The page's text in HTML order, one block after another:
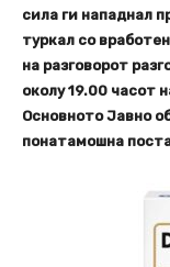
сила ги нападнал
туркал со
на разговорот
околу 19.00 часот
Основното Јавно
понатамошна